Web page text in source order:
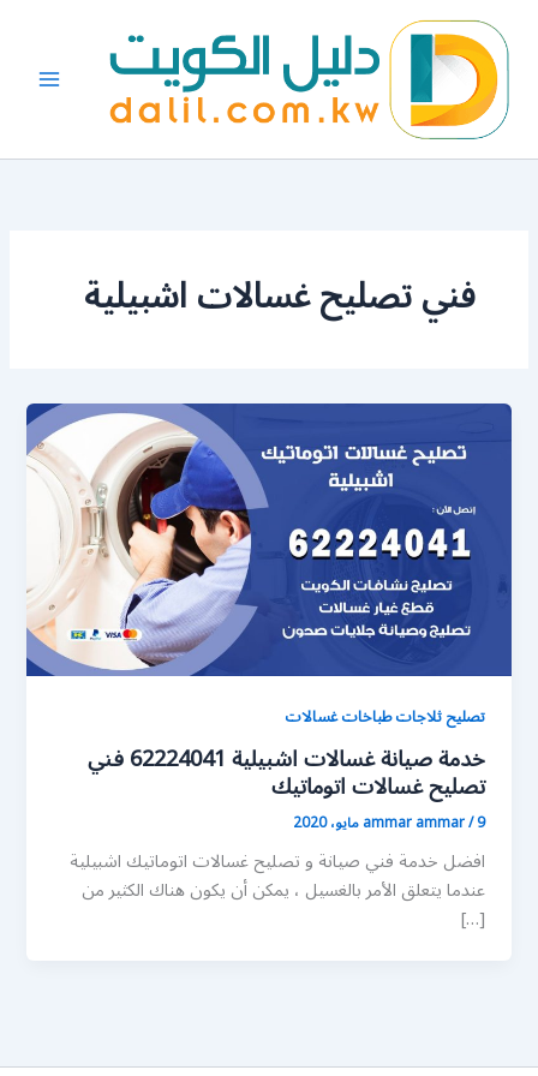
المحتوى
فني تصليح غسالات اشبيلية
تصليح ثلاجات طباخات غسالات
خدمة صيانة غسالات اشبيلية 62224041 فني
تصليح غسالات اتوماتيك
ammar ammar/9 مايو، 2020
افضل خدمة فني صيانة و تصليح غسالات اتوماتيك اشبيلية
عندما يتعلق الأمر بالغسيل ، يمكن أن يكون هناك الكثير من
[…]